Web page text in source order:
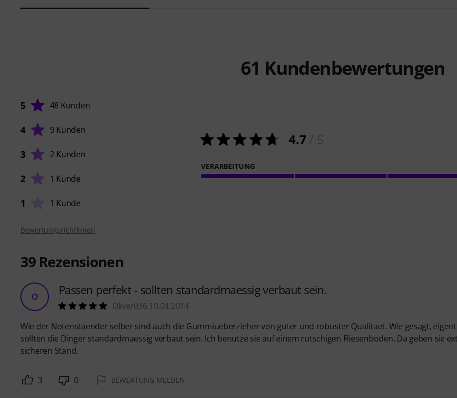
61 Kundenbewertungen
5 48 Kunden
4 9 Kunden
3 2 Kunden
2 1 Kunde
1 1 Kunde
4.7
VERARBEITUNG
Bewertungsrichtlinien
39 Rezensionen
O Passen perfekt - sollten standardmaessig verbaut sein.
Oliver036 10.04.2014
Wie der Notenstaender selber sind auch die Gummiueberzieher von guter und robuster Qualitaet. Wie gesagt,
sollten die Dinger standardmaessig verbaut sein. Ich benutze sie auf einem rutschigen Fliesenboden. Da geben sie
sicheren Stand.
3 0 BEWERTUNG MELDEN